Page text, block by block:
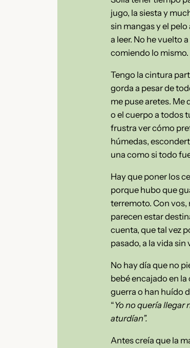
jugo, la siesta y
sin mangas y el pelo
a leer. No he vuelto
comiendo lo mismo.
Tengo la cintura
gorda a pesar de
me puse aretes. Me
o el cuerpo a todos
frustra ver cómo
húmedas,
una como si todo
Hay que poner los
porque hubo que
terremoto. Con vos,
parecen estar
cuenta, que tal vez
pasado, a la vida sin
No hay día que no
bebé encajado en la
guerra o han huído
“Yo no quería llegar
aturdían”.
Antes creía que la